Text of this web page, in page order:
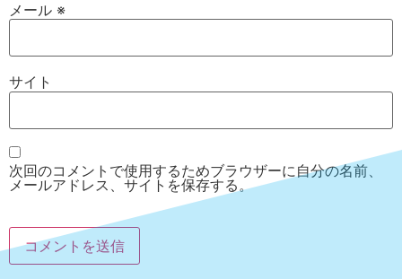
メール ※
サイト
次回のコメントで使用するためブラウザーに自分の名前、
メールアドレス、サイトを保存する。